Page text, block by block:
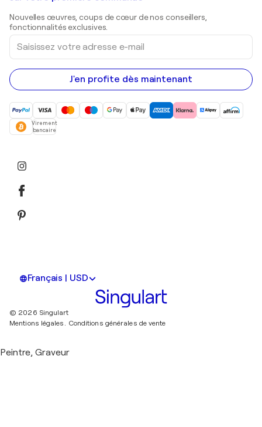
Peintures acryliques
Nouvelles œuvres, coups de cœur de nos conseillers,
fonctionnalités exclusives.
Saisissez
votre
adresse
e-
mail
J'en profite dès maintenant
Virement
bancaire
Français | USD
© 2026 Singulart
Mentions légales. Conditions générales de vente
Peintre, Graveur